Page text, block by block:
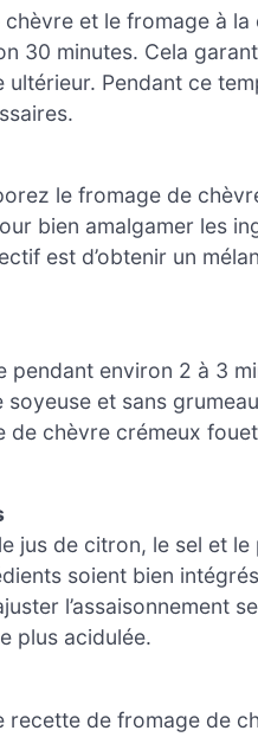
et le fromage à
30 minutes. Cela
ultérieur. Pendant ce
le fromage de
bien amalgamer les
est d’obtenir un
environ 2 à 3
et sans
de chèvre crémeux
le jus de citron, le sel et
soient bien
l’assaisonnement
plus acidulée.
de fromage de